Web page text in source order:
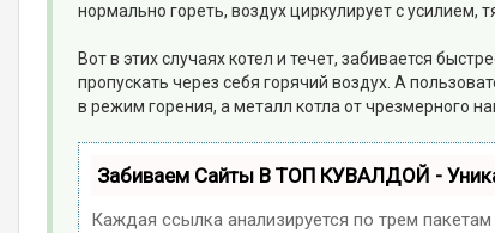
нормально гореть, воздух циркулирует с усилием,
Вот в этих случаях котел и течет, забивается
пропускать через себя горячий воздух. А
в режим горения, а металл котла от чрезмерного
Забиваем Сайты В ТОП КУВАЛДОЙ -
Каждая ссылка анализируется по трем